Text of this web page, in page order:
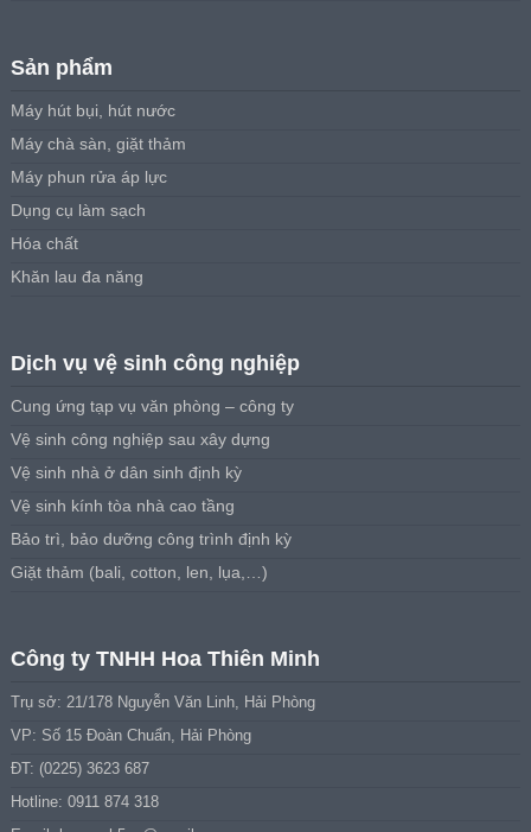
Sản phẩm
Máy hút bụi, hút nước
Máy chà sàn, giặt thảm
Máy phun rửa áp lực
Dụng cụ làm sạch
Hóa chất
Khăn lau đa năng
Dịch vụ vệ sinh công nghiệp
Cung ứng tạp vụ văn phòng – công ty
Vệ sinh công nghiệp sau xây dựng
Vệ sinh nhà ở dân sinh định kỳ
Vệ sinh kính tòa nhà cao tầng
Bảo trì, bảo dưỡng công trình định kỳ
Giặt thảm (bali, cotton, len, lụa,…)
Công ty TNHH Hoa Thiên Minh
Trụ sở: 21/178 Nguyễn Văn Linh, Hải Phòng
VP: Số 15 Đoàn Chuẩn, Hải Phòng
ĐT: (0225) 3623 687
Hotline: 0911 874 318